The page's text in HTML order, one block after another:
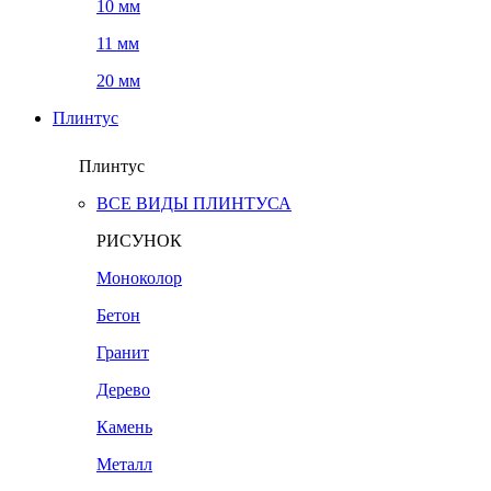
10 мм
11 мм
20 мм
Плинтус
Плинтус
ВСЕ ВИДЫ ПЛИНТУСА
РИСУНОК
Моноколор
Бетон
Гранит
Дерево
Камень
Металл